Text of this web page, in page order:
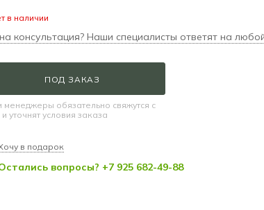
в наличии
консультация? Наши специалисты ответят на
ПОД ЗАКАЗ
менеджеры обязательно свяжутся с
уточнят условия заказа
в подарок
вопросы? +7 925 682-49-88